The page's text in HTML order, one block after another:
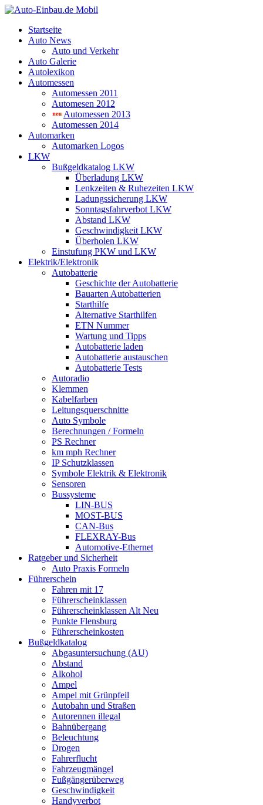
Startseite
Auto News
Auto und Verkehr
Auto Galerie
Autolexikon
Automessen
Automessen 2011
Automesen 2012
Automessen 2013
Automessen 2014
Automarken
Automarken Logos
LKW
Bußgeldkatalog LKW
Überladung LKW
Lenkzeiten & Ruhezeiten LKW
Ladungssicherung LKW
Sonntagsfahrverbot LKW
Abstand LKW
Geschwindigkeit LKW
Überholen LKW
Einstufung PKW und LKW
Elektrik/Elektronik
Autobatterie
Geschichte der Autobatterie
Bauarten Autobatterien
Starthilfe
Alternative Starthilfen
ETN Nummer
Wartung und Tipps
Autobatterie laden
Autobatterie austauschen
Autobatterie Tests
Autoradio
Klemmen
Kabelfarben
Leitungsquerschnitte
Auto Symbole
Berechnungen / Formeln
PS Rechner
km mph Rechner
IP Schutzklassen
Symbole Elektrik & Elektronik
Sensoren
Bussysteme
LIN-BUS
MOST-BUS
CAN-Bus
FLEXRAY-Bus
Automotive-Ethernet
Ratgeber und Sicherheit
Auto Praxis Formeln
Führerschein
Fahren mit 17
Führerscheinklassen
Führerscheinklassen Alt Neu
Punkte Flensburg
Führerscheinkosten
Bußgeldkatalog
Abgasuntersuchung (AU)
Abstand
Alkohol
Ampel
Ampel mit Grünpfeil
Autobahn und Straßen
Autorennen illegal
Bahnübergang
Beleuchtung
Drogen
Fahrerflucht
Fahrzeugmängel
Fußgängerüberweg
Geschwindigkeit
Handyverbot